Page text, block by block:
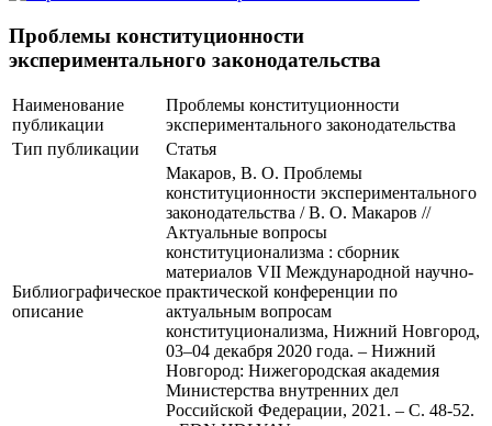
Проблемы конституционности
экспериментального законодательства
Наименование
публикации
Проблемы конституционности
экспериментального законодательства
Тип публикации
Статья
Библиографическое
описание
Макаров, В. О. Проблемы
конституционности экспериментального
законодательства / В. О. Макаров //
Актуальные вопросы
конституционализма : сборник
материалов VII Международной научно-
практической конференции по
актуальным вопросам
конституционализма, Нижний Новгород,
03–04 декабря 2020 года. – Нижний
Новгород: Нижегородская академия
Министерства внутренних дел
Российской Федерации, 2021. – С. 48-52.